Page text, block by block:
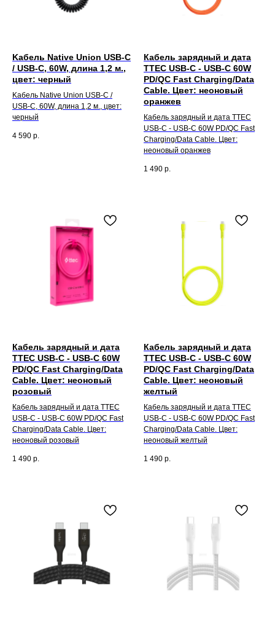
Kабель Native Union USB-C
/ USB-C, 60W, длина 1,2 м.,
цвет: черный
Kабель Native Union USB-C /
USB-C, 60W, длина 1,2 м., цвет:
черный
4 590 р.
Кабель зарядный и дата
TTEC USB-C - USB-C 60W
PD/QC Fast Charging/Data
Cable. Цвет: неоновый
оранжев
Кабель зарядный и дата TTEC
USB-C - USB-C 60W PD/QC Fast
Charging/Data Cable. Цвет:
неоновый оранжев
1 490 р.
Кабель зарядный и дата
TTEC USB-C - USB-C 60W
PD/QC Fast Charging/Data
Cable. Цвет: неоновый
розовый
Кабель зарядный и дата TTEC
USB-C - USB-C 60W PD/QC Fast
Charging/Data Cable. Цвет:
неоновый розовый
1 490 р.
Кабель зарядный и дата
TTEC USB-C - USB-C 60W
PD/QC Fast Charging/Data
Cable. Цвет: неоновый
желтый
Кабель зарядный и дата TTEC
USB-C - USB-C 60W PD/QC Fast
Charging/Data Cable. Цвет:
неоновый желтый
1 490 р.